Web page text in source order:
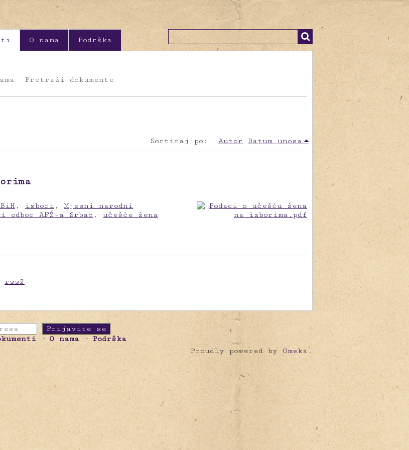
O nama Podrška
Pretraži dokumente
Sortiraj po: Autor Datum unosa
, izbori ,Mjesni narodni
odbor AFŽ-a Srbac , učešće žena
rss2
O nama
Podrška
Proudly powered by Omeka.